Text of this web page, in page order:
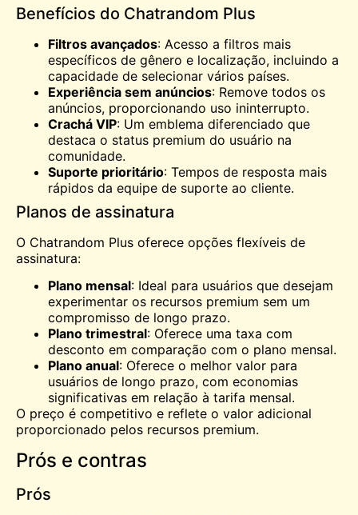
Benefícios do Chatrandom Plus
Filtros avançados: Acesso a filtros mais
específicos de gênero e localização, incluindo a
capacidade de selecionar vários países.
Experiência sem anúncios: Remove todos os
anúncios, proporcionando uso ininterrupto.
Crachá VIP: Um emblema diferenciado que
destaca o status premium do usuário na
comunidade.
Suporte prioritário: Tempos de resposta mais
rápidos da equipe de suporte ao cliente.
Planos de assinatura
O Chatrandom Plus oferece opções flexíveis de
assinatura:
Plano mensal: Ideal para usuários que desejam
experimentar os recursos premium sem um
compromisso de longo prazo.
Plano trimestral: Oferece uma taxa com
desconto em comparação com o plano mensal.
Plano anual: Oferece o melhor valor para
usuários de longo prazo, com economias
significativas em relação à tarifa mensal.
O preço é competitivo e reflete o valor adicional
proporcionado pelos recursos premium.
Prós e contras
Prós